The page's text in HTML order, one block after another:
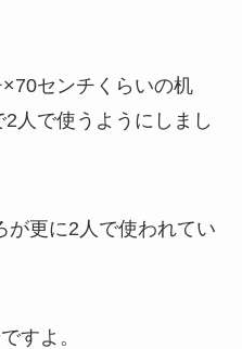
センチくらいの机
人で使うようにしまし
更に2人で使われてい
すよ。